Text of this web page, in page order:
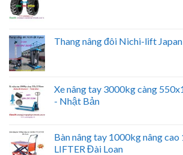
Thang nâng đôi Nichi-lift Japan
Xe nâng tay 3000kg càng
- Nhật Bản
Bàn nâng tay 1000kg nâng
LIFTER Đài Loan